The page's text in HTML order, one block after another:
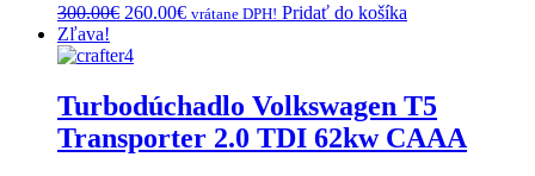
300.00€ Original
was:
260.00€Current
vrátane DPH! Pridať do košíka
Zľava!
Turbodúchadlo Volkswagen T5
Transporter 2.0 TDI 62kw CAAA